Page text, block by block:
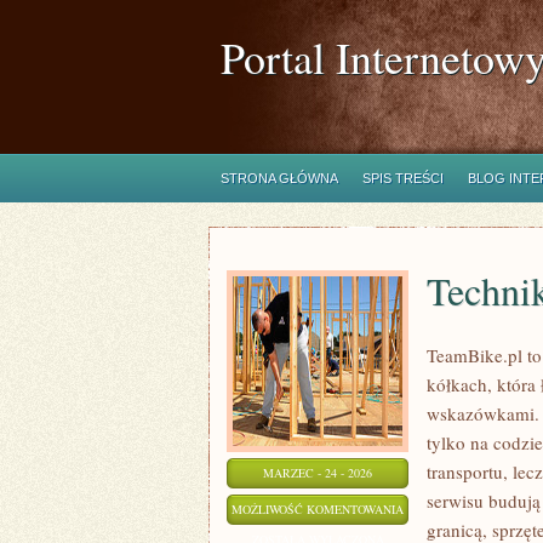
Portal
STRONA GŁÓWNA SPIS TREŚCI BLOG
MARZEC - 24 - 2026
MOŻLIWOŚĆ KOMENTOWANIA TECHNIKA
TeamBike.pl
kółkach, która
tylko na
transportu,
serwisu
granicą,